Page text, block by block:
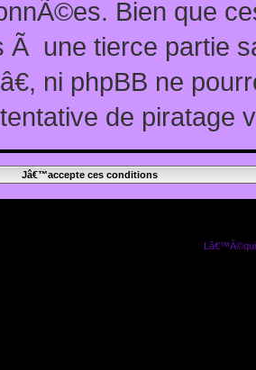
Bien que
Ã une tierce partie
ni phpBB ne
de piratage